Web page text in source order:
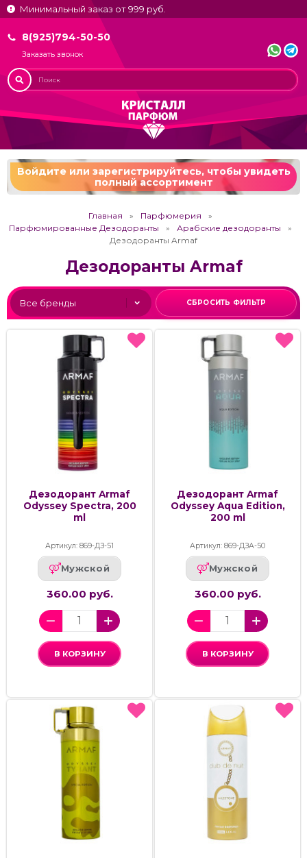
Минимальный заказ от 999 руб.
8(925)794-50-50
Заказать звонок
Войдите или зарегистрируйтесь,чтобы увидеть
полный ассортимент
Главная
Парфюмерия
Парфюмированные Дезодоранты
Арабские дезодоранты
Дезодоранты Armaf
Дезодоранты Armaf
СБРОСИТЬ ФИЛЬТР
Дезодорант Armaf
Odyssey Spectra, 200
ml
Артикул: 869-ДЗ-51
Мужской
360.00 руб.
В КОРЗИНУ
Дезодорант Armaf
Odyssey Aqua Edition,
200 ml
Артикул: 869-ДЗА-50
Мужской
360.00 руб.
В КОРЗИНУ